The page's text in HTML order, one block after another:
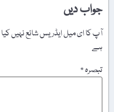
جواب دیں
آپ کا ای میل ایڈریس شائع نہیں
ہے
تبصرہ*